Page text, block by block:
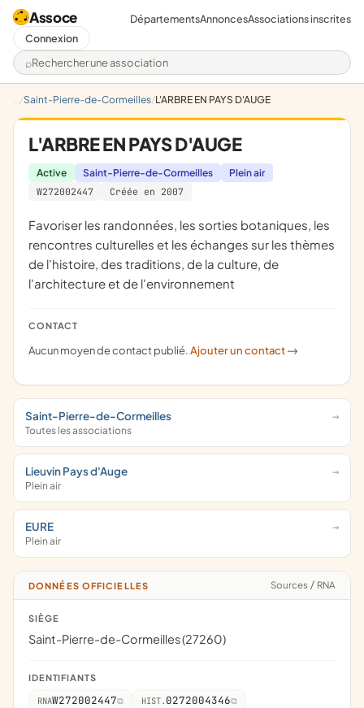
Assoce
Rechercher une association
DépartementsAnnoncesAssociations inscrites
Connexion
Saint-Pierre-de-Cormeilles L'ARBRE EN PAYS D'AUGE
L'ARBRE EN PAYS D'AUGE
Active Saint-Pierre-de-Cormeilles
Plein air
W272002447
Créée en 2007
favoriser les randonnées, les sorties botaniques, les
rencontres culturelles et les échanges sur les thèmes
de l'histoire, des traditions, de la culture, de
l'architecture et de l'environnement
CONTACT
Aucun moyen de contact publié.Ajouter un contact ->
Saint-Pierre-de-Cormeilles
Toutes les associations
Lieuvin Pays d'Auge
Plein air
EURE
Plein air
DONNÉES OFFICIELLES Sources / RNA
SIÈGE
Saint-Pierre-de-Cormeilles (27260)
IDENTIFIANTS
RNAW272002447 HIST. 0272004346